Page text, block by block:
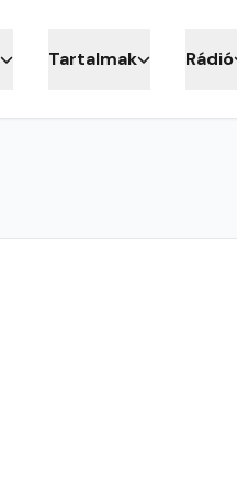
Tartalmak Rádió